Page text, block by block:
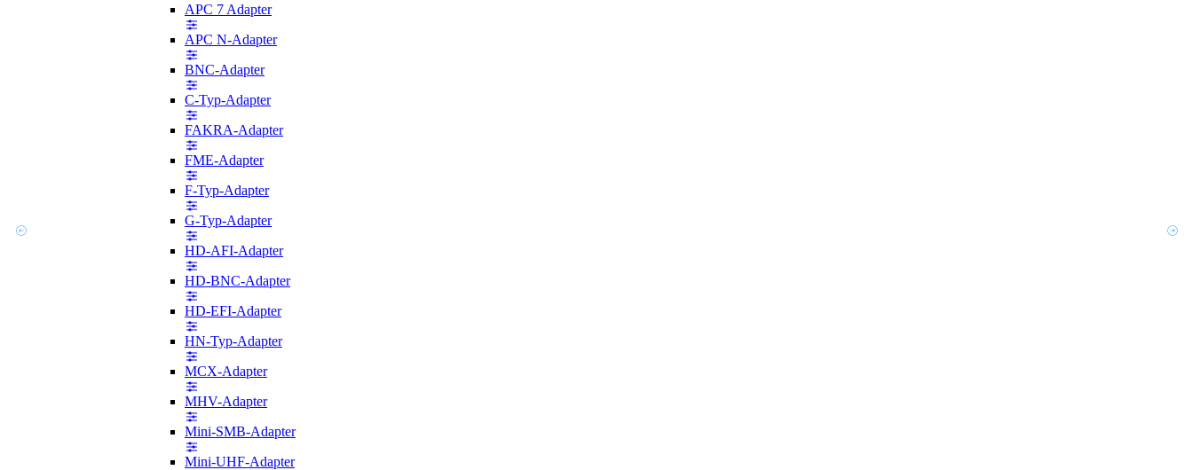
APC 7 Adapter
APC N-Adapter
BNC-Adapter
C-Typ-Adapter
FAKRA-Adapter
FME-Adapter
F-Typ-Adapter
G-Typ-Adapter
HD-AFI-Adapter
HD-BNC-Adapter
HD-EFI-Adapter
HN-Typ-Adapter
MCX-Adapter
MHV-Adapter
Mini-SMB-Adapter
Mini-UHF-Adapter